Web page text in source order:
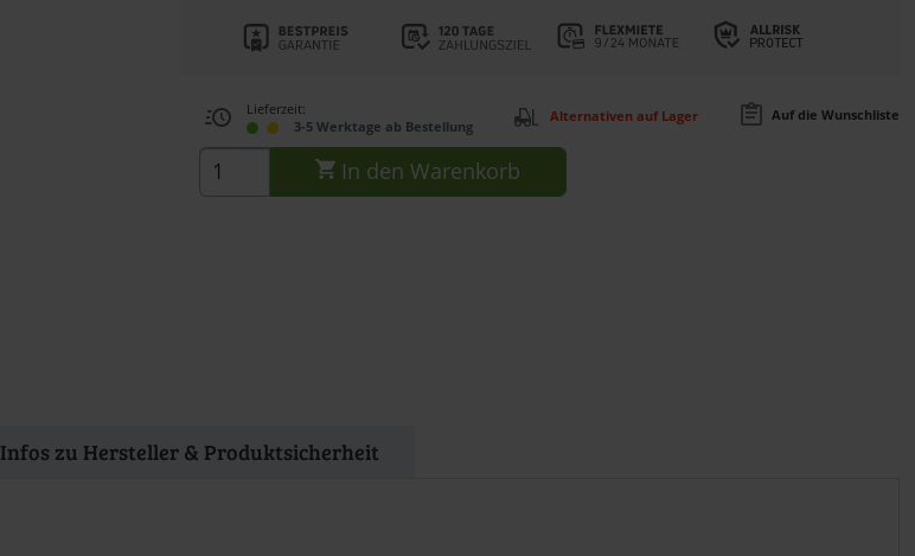
Lieferzeit:
3-5 Werktage ab Bestellung
Alternativen auf Lager Auf die Wunschliste
In den Warenkorb
Infos zu Hersteller & Produktsicherheit